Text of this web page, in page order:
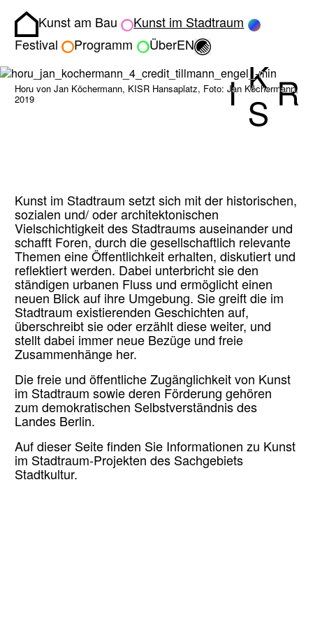
Homepage
Kunst am Bau
Kunst im Stadtraum
Festival
Programm ÜberEN Umschalten
Horu von Jan Köchermann, KISR Hansaplatz, Foto: Jan Köchermann,
2019
Kunst im Stadtraum setzt sich mit der historischen,
sozialen und/ oder architektonischen
Vielschichtigkeit des Stadtraums auseinander und
schafft Foren, durch die gesellschaftlich relevante
Themen eine Öffentlichkeit erhalten, diskutiert und
reflektiert werden. Dabei unterbricht sie den
ständigen urbanen Fluss und ermöglicht einen
neuen Blick auf ihre Umgebung. Sie greift die im
Stadtraum existierenden Geschichten auf,
überschreibt sie oder erzählt diese weiter, und
stellt dabei immer neue Bezüge und freie
Zusammenhänge her.
Die freie und öffentliche Zugänglichkeit von Kunst
im Stadtraum sowie deren Förderung gehören
zum demokratischen Selbstverständnis des
Landes Berlin.
Auf dieser Seite finden Sie Informationen zu Kunst
im Stadtraum-Projekten des Sachgebiets
Stadtkultur.